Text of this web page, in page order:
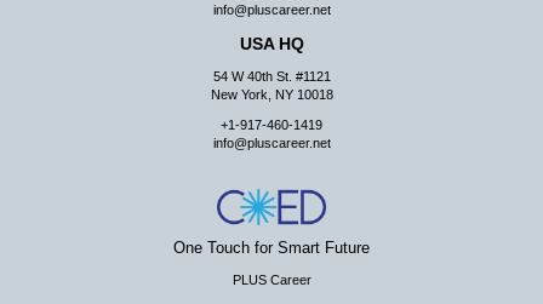
④ 회원은 회사의 서비스에서 타 사이트의 홍보행위를 하지 않
아야 하며 공공질서나 미풍약속에 위배되는 내용 혹은 저작권을
리 행위도 할 수 없습니다.
사가 통지하는 사항을 준수하여야 하며, 기타 회사의 업무에 방
해되는 행위를 하여서는 아니 됩니다.
제8조 (회원의 관리)
① 회원은 언제든 이 약관에 대한 동의를 철회할 수 있습니다.
info@pluscareer.net
USA HQ
54 W 40th St. #1121
New York, NY 10018
+1-917-460-1419
info@pluscareer.net
One Touch for Smart Future
PLUS Career